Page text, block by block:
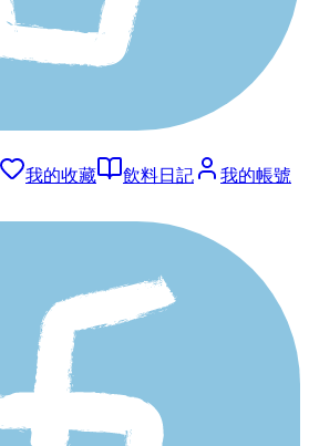
我的收藏 飲料日記
我的帳號